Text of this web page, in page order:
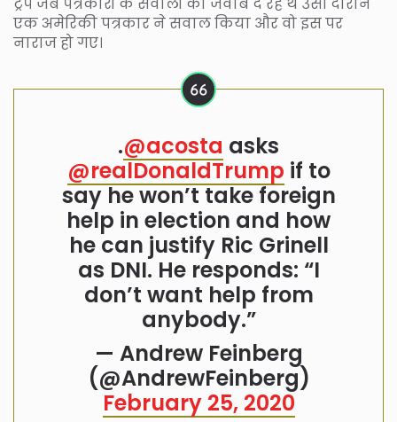
एक अमेरिकी पत्रकार ने सवाल किया और वो इस पर
नाराज हो गए।
.@acosta asks
@realDonaldTrump if to
say he won’t take foreign
help in election and how
he can justify Ric Grinell
as DNI. He responds: “I
don’t want help from
anybody.”
— Andrew Feinberg
(@AndrewFeinberg)
February 25, 2020